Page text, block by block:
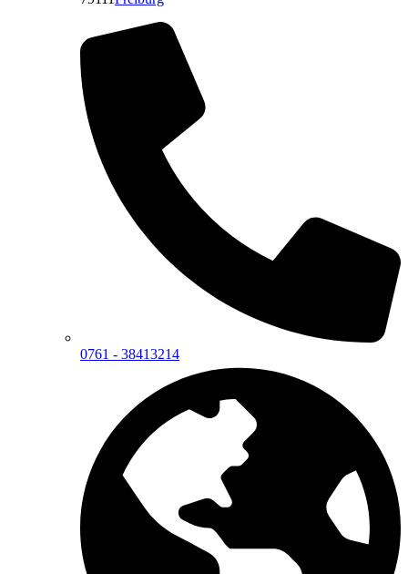
0761 - 38413214